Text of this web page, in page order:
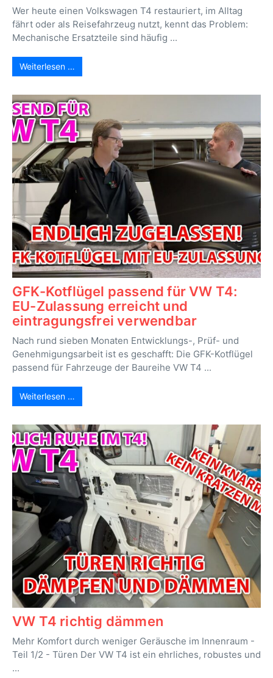
Wer heute einen Volkswagen T4 restauriert, im Alltag
fährt oder als Reisefahrzeug nutzt, kennt das Problem:
Mechanische Ersatzteile sind häufig ...
Weiterlesen …
GFK-Kotflügel passend für VW T4:
EU-Zulassung erreicht und
eintragungsfrei verwendbar
Nach rund sieben Monaten Entwicklungs-, Prüf- und
Genehmigungsarbeit ist es geschafft: Die GFK-Kotflügel
passend für Fahrzeuge der Baureihe VW T4 ...
Weiterlesen …
VW T4 richtig dämmen
Mehr Komfort durch weniger Geräusche im Innenraum -
Teil 1/2 - Türen Der VW T4 ist ein ehrliches, robustes und
...